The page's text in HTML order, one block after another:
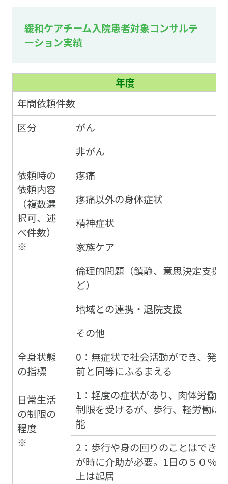
緩和ケアチーム入院患者対象コンサルテ
ーション実績
年度
年間依頼件数
区分
がん
非がん
依頼時の
依頼内容
（複数選
択可、述
べ件数）
※
疼痛
疼痛以外の身体症状
精神症状
家族ケア
倫理的問題（鎮静、意思決定支援
ど）
地域との連携・退院支援
その他
全身状態
の指標
日常生活
の制限の
程度
※
0：無症状で社会活動ができ、発症
前と同等にふるまえる
1：軽度の症状があり、肉体労働は
制限を受けるが、歩行、軽労働は
能
2：歩行や身の回りのことはできる
が時に介助が必要。1日の５０％以
上は起居